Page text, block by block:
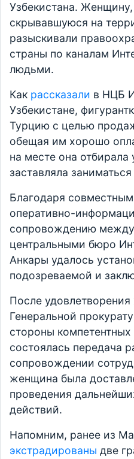
Узбекистана.
скрывавшуюся на
разыскивали
страны по каналам
людьми.
Как рассказали в НЦБ
Узбекистане,
Турцию с целью
обещая им хорошо
на месте она отбирала
заставляла
Благодаря
оперативно-
сопровождению
центральными бюро
Анкары удалось
подозреваемой и
После удовлетворения
Генеральной
стороны
состоялась передача
сопровождении
женщина была
проведения
действий.
Напомним, ранее из
экстрадированы две